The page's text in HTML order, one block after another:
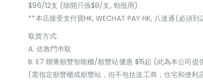
$96/12支 (除開只係$8/支, 勁抵用)
**本店接受支付寶HK, WECHAT PAY HK, 八達通(必須
取貨方式:
A. 佐敦門巿取
B. E7 聯乘順豐智能櫃/順豐站優惠 $15起 (此為本公司
(需指定順豐櫃或順豐站，但不包括送工商，住宅和便利